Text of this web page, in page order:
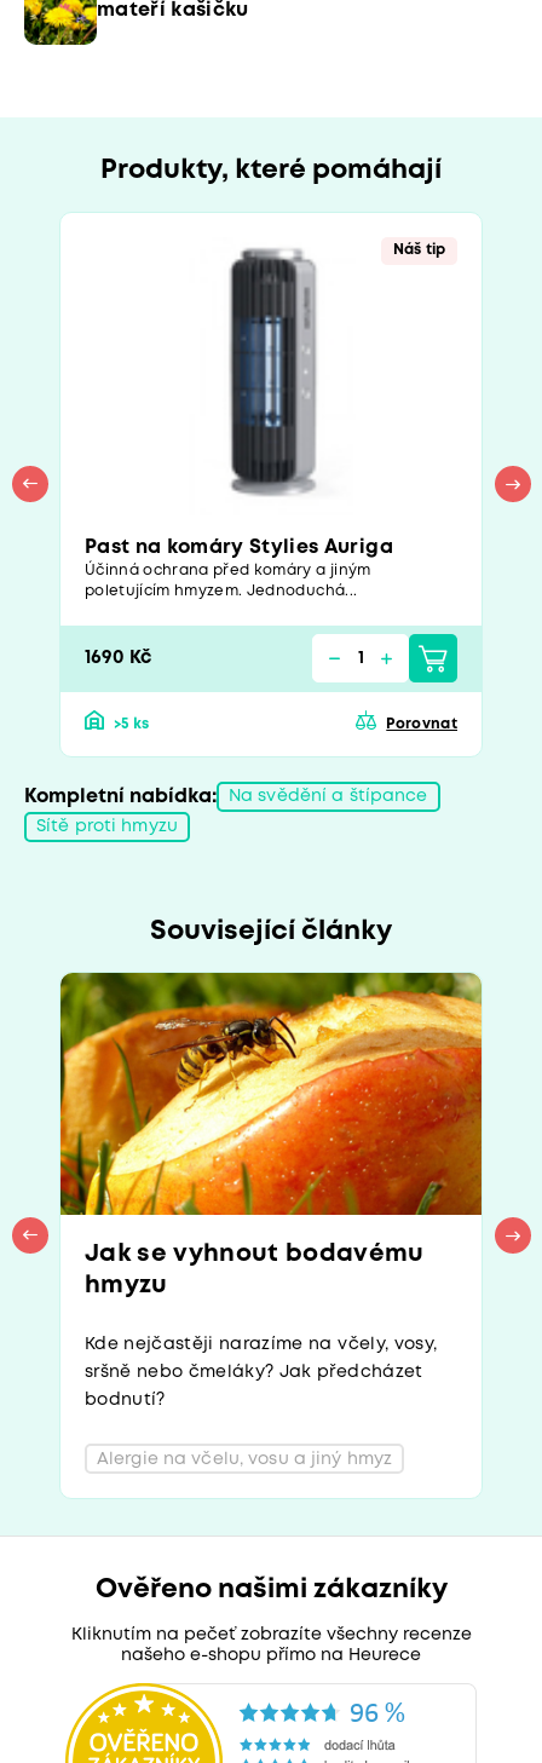
mateří kašičku
Produkty, které pomáhají
Náš tip
Past na komáry Stylies Auriga
Účinná ochrana před komáry a jiným
poletujícím hmyzem. Jednoduchá...
1690 Kč
>5 ks Porovnat
Kompletní nabídka: Na svědění a štípance
Sítě proti hmyzu
Související články
Jak se vyhnout bodavému
hmyzu
Kde nejčastěji narazíme na včely, vosy,
sršně nebo čmeláky? Jak předcházet
bodnutí?
Alergie na včelu, vosu a jiný hmyz
Ověřeno našimi zákazníky
Kliknutím na pečeť zobrazíte všechny recenze
našeho e-shopu přímo na Heurece